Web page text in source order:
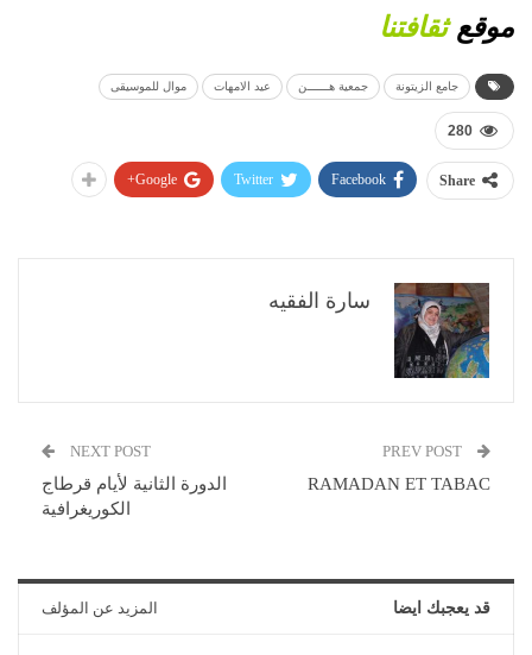
موقعثقافتنا
جامع الزيتونة جمعية هــــــن عيد الامهات موال للموسيقى
280
Share
Facebook
Twitter
Google+
سارة الفقيه
RAMADAN ET TABAC
NEXT POST
الدورة الثانية لأيام قرطاج
الكوريغرافية
قد يعجبك ايضا المزيد عن المؤلف